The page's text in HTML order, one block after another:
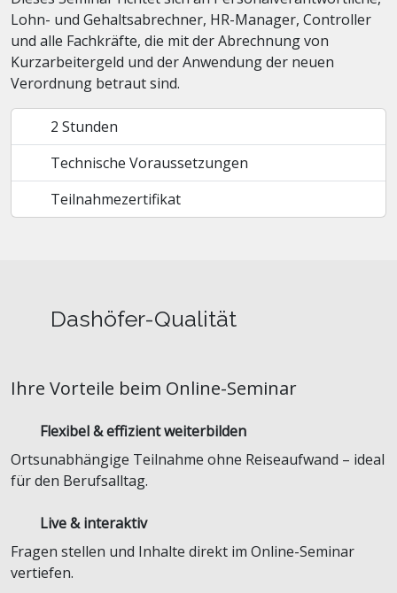
Lohn- und Gehaltsabrechner, HR-Manager, Controller
und alle Fachkräfte, die mit der Abrechnung von
Kurzarbeitergeld und der Anwendung der neuen
Verordnung betraut sind.
2 Stunden
Technische Voraussetzungen
Teilnahmezertifikat
Dashöfer-Qualität
Ihre Vorteile beim Online-Seminar
Flexibel & effizient weiterbilden
Ortsunabhängige Teilnahme ohne Reiseaufwand – ideal
für den Berufsalltag.
Live & interaktiv
Fragen stellen und Inhalte direkt im Online-Seminar
vertiefen.